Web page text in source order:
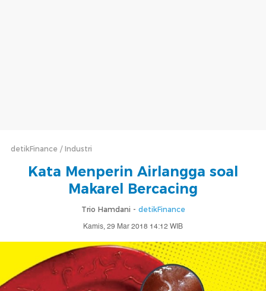
detikFinance Industri
Kata Menperin Airlangga soal
Makarel Bercacing
Trio Hamdani - detikFinance
Kamis, 29 Mar 2018 14:12 WIB